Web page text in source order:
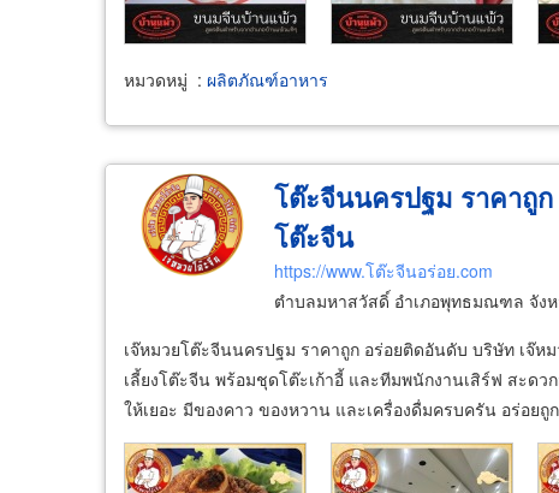
หมวดหมู่ : ผลิตภัณฑ์อาหาร
โต๊ะจีนนครปฐม ราคาถูก
โต๊ะจีน
https://www.โต๊ะจีนอร่อย.com
ตำบลมหาสวัสดิ์ อำเภอพุทธมณฑล จัง
เจ๊หมวยโต๊ะจีนนครปฐม ราคาถูก อร่อยติดอันดับ บริษัท เจ๊
เลี้ยงโต๊ะจีน พร้อมชุดโต๊ะเก้าอี้ และทีมพนักงานเสิร์ฟ สะด
ให้เยอะ มีของคาว ของหวาน และเครื่องดื่มครบครัน อร่อยถู